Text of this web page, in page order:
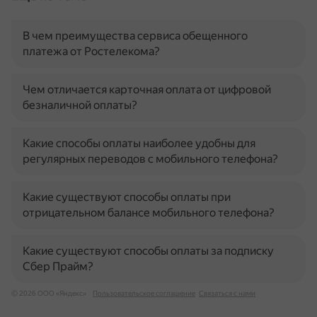
В чем преимущества сервиса обещенного
платежа от Ростелекома?
Чем отличается карточная оплата от цифровой
безналичной оплаты?
Какие способы оплаты наиболее удобны для
регулярных переводов с мобильного телефона?
Какие существуют способы оплаты при
отрицательном балансе мобильного телефона?
Какие существуют способы оплаты за подписку
Сбер Прайм?
© 2026 ООО «Яндекс» Пользовательское соглашение Связаться с нами